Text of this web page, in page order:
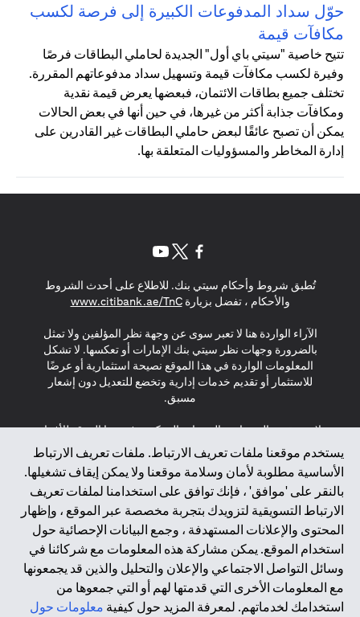
حوّل سداد المدفوعات الكبيرة إلى فرصة لكسب
مكافآت قيمة
تتيح خاصية "سيتي باي أول" الجديدة لحاملي البطاقات فرصًا
وفيرة لكسب مكافآت قيمة وتسهيل سداد مدفوعاتهم المقررة.
تختلف جميع بطاقات الائتمان، فبعضها يعرض قيمة نقدية
ومكافآت جذابة أكثر من غيرها، في حين أنها في بعض الحالات
يمكن أن تصبح عائقًا لبعض حاملي البطاقات غير القادرين على
إدارة المخاطر والمسؤوليات المتعلقة بها.
يستخدم موقعنا ملفات تعريف الارتباط. ملفات تعريف الارتباط
الأساسية مطلوبة لأمان وسلامة موقعنا ولا يمكن إيقاف تشغيلها.
بالنقر على 'موافق' ، فإنك توافق على استخدامنا لملفات تعريف
الارتباط التسويقية لتزويدك بتجربة مخصصة عبر الموقع ، وإظهار
المحتوى والإعلانات المستهدفة ، وجمع البيانات الإحصائية حول
استخدام الموقع. يمكن مشاركة هذه المعلومات مع شركائنا في
وسائل التواصل الاجتماعي والإعلان والتحليل والذين قد يجمعونها
مع المعلومات الأخرى التي قدمتها لهم أو التي جمعوها من
استخدامك لخدماتهم. لمعرفة المزيد حول كيفية معلومات حول
تُطبق شروط وأحكام سيتي بنك. للاطلاع على أحدث الشروط
والأحكام ، تفضل بزيارةwww.citibank.ae/TnC
(opens in a new tab)
الآراء الواردة هنا لا تعبر سوى عن وجهة نظر المؤلفين ولا تمثل
بالضرورة وجهات نظر سيتي بنك الإمارات أو تعكسها. لا تشكل
المعلومات الواردة في هذا الموقع نصيحة استثمارية أو عرضًا
للاستثمار أو تقديم خدمات إدارية وتخضع للتعديل دون إشعار
مسبق.
لا يتم تقديم المنتجات والخدمات المذكورة في هذا الموقع للأفراد
المقيمين في الاتحاد الأوروبي أو المنطقة الاقتصادية الأوروبية أو
سويسرا أو غيرنسي أو جيرسي أو موناكو أو سان مارينو أو
الفاتيكان أو جزيرة مان أو المملكة المتحدة أو خصوصية البيانات
(لائحة حماية البيانات العامة \ قانون حماية البيانات الشخصية
العامة \ قانون خصوصية نيوزيلندا). المحتوى الموجود في هذه
الصفحة ليس ولا ينبغي تفسيره على أنه عرض أو دعوة أو دعوة
لشراء أو بيع أي من المنتجات والخدمات المذكورة هنا لمثل هؤلاء
الأفراد.
*GDPR – اللائحة العامة لحماية البيانات؛ * LGPD – Lei Geral de
Proteção de Dados Pessoais ; *NZPA – قانون الخصوصية